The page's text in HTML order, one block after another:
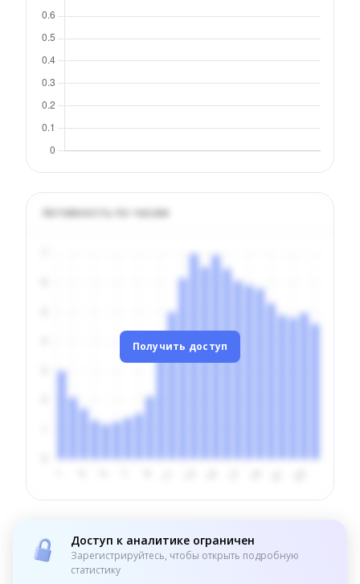
Активность по часам
Получить доступ
Доступ к аналитике ограничен
Зарегистрируйтесь, чтобы открыть подробную
статистику